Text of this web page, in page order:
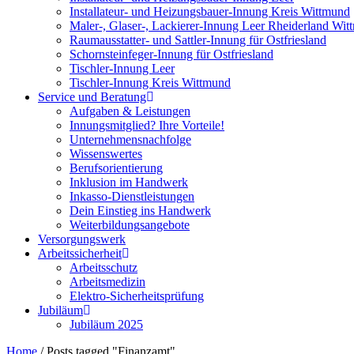
Installateur- und Heizungsbauer-Innung Kreis Wittmund
Maler-, Glaser-, Lackierer-Innung Leer Rheiderland
Raumausstatter- und Sattler-Innung für Ostfriesland
Schornsteinfeger-Innung für Ostfriesland
Tischler-Innung Leer
Tischler-Innung Kreis Wittmund
Service und Beratung
Aufgaben & Leistungen
Innungsmitglied? Ihre Vorteile!
Unternehmensnachfolge
Wissenswertes
Berufsorientierung
Inklusion im Handwerk
Inkasso-Dienstleistungen
Dein Einstieg ins Handwerk
Weiterbildungsangebote
Versorgungswerk
Arbeitssicherheit
Arbeitsschutz
Arbeitsmedizin
Elektro-Sicherheitsprüfung
Jubiläum
Jubiläum 2025
Home / Posts tagged "Finanzamt"